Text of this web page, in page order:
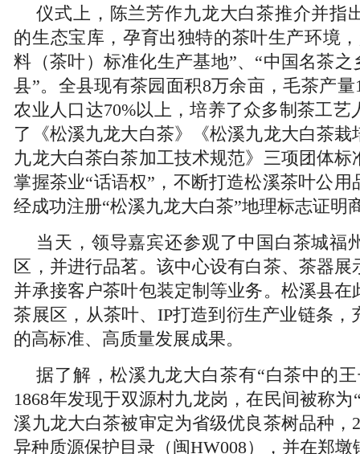
仪式上，陈兰芳作九龙大白茶推介并指
的生态宝库，孕育出独特的茶叶生产环境
料（茶叶）标准化生产基地”、“中国名茶之
县”。全县现有茶园面积8万余亩，毛茶产
农业人口达70%以上，培养了众多制茶工艺
了《松溪九龙大白茶》《松溪九龙大白茶栽
九龙大白茶白茶加工技术规范》三项团体标
掌握茶业“话语权”，不断打造松溪茶叶公用
经成功注册“松溪九龙大白茶”地理标志证明
当天，领导嘉宾还参观了中国白茶城福
区，并进行品茗。该中心设有白茶、茶器
并承接客户茶叶包装定制等业务。松溪县在
茶展区，从茶叶、IP打造到衍生产业链条，
的高标准、高质量发展成果。
据了解，松溪九龙大白茶有“白茶中的
1868年发现于双源村九龙岗，在民间被称为
溪九龙大白茶被审定为省级优良茶树品种，
异种质源保护目录（闽HW008），并在郑